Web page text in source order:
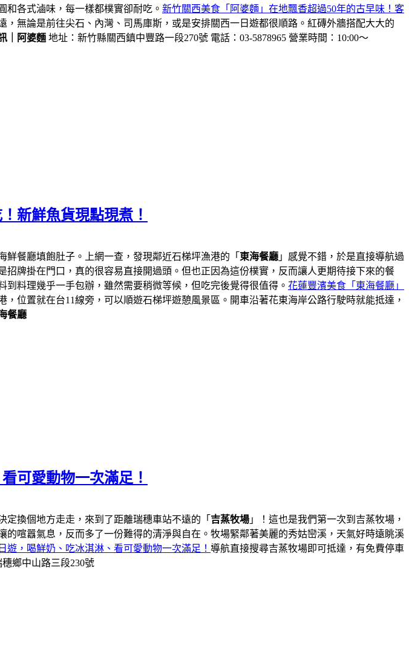
各式滷味，每一樣都樸實卻耐吃。 新竹關西美食「阿婆麵」在地飄香超過50年的古早味！客
，無論是前往尖石、內灣、司馬庫斯，或是安排關西一日遊都很順路。紅磚外牆搭配大大的
｜阿婆麵 地址：新竹縣關西鎮中豐路一段270號 電話：03-5878965 營業時間：10:00～
新鮮魚貨現點現煮！
餐廳填飽肚子。上網一查，發現鄰近石梯坪漁港的「 東海餐廳 」感覺不錯，於是直接導航過
牌掛在門口，真的很容易直接開過頭。但也正因為這份樸實，反而讓人更期待接下來的餐
料理幾乎一手包辦，雖然需要稍微等候，但吃完後覺得很值得。 花蓮豐濱美食「東海餐廳」
，位置就在台11線旁，可以順遊石梯坪遊憩風景區。開車沿著花東海岸公路行駛時就能抵達，
餐廳
可愛動物一次滿足！
換個地方走走，來到了距離瑞穗車站不遠的「 吉蒸牧場 」！這也是我們第一次到吉蒸牧場，
喧囂氣息，反而多了一份難得的清淨與自在。牧場緊鄰著美麗的秀姑巒溪，天氣好時遠眺溪
遊，喝鮮奶、吃冰淇淋、看可愛動物一次滿足！ 導航直接搜尋吉蒸牧場即可抵達，有免費停車
鄉中山路三段230號